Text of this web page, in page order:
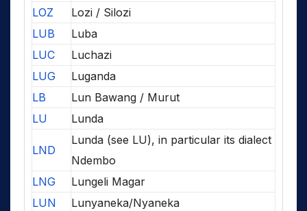
LOZ
Lozi / Silozi
LUB
Luba
LUC
Luchazi
LUG
Luganda
LB
Lun Bawang / Murut
LU
Lunda
LND
Lunda (see LU), in particular its dialect
Ndembo
LNG
Lungeli Magar
LUN
Lunyaneka/Nyaneka